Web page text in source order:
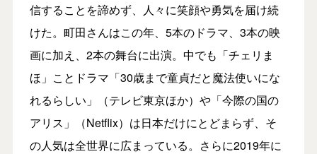
信することを諦めず、人々に笑顔や勇気を届け続
けた。町田さんはこの年、5本のドラマ、3本の映
画に加え、2本の舞台に出演。中でも「チェリま
ほ」ことドラマ「30歳まで童貞だと魔法使いにな
れるらしい」（テレビ東京ほか）や「今際の国の
アリス」（Netflix）は日本だけにとどまらず、そ
の人気は全世界に広まっている。さらに2019年に